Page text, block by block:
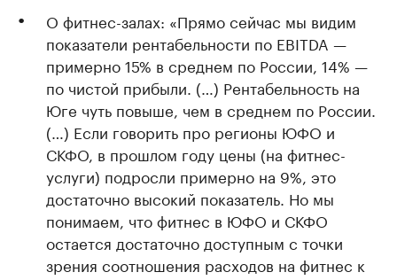
О фитнес-залах: «Прямо сейчас мы видим
показатели рентабельности по EBITDA —
примерно 15% в среднем по России, 14% —
по чистой прибыли. (…) Рентабельность на
Юге чуть повыше, чем в среднем по России.
(…) Если говорить про регионы ЮФО и
СКФО, в прошлом году цены (на фитнес-
услуги) подросли примерно на 9%, это
достаточно высокий показатель. Но мы
понимаем, что фитнес в ЮФО и СКФО
остается достаточно доступным с точки
зрения соотношения расходов на фитнес к